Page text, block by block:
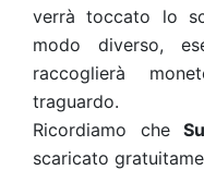
verrà toccato lo
modo diverso,
raccoglierà
traguardo.
Ricordiamo che
scaricato